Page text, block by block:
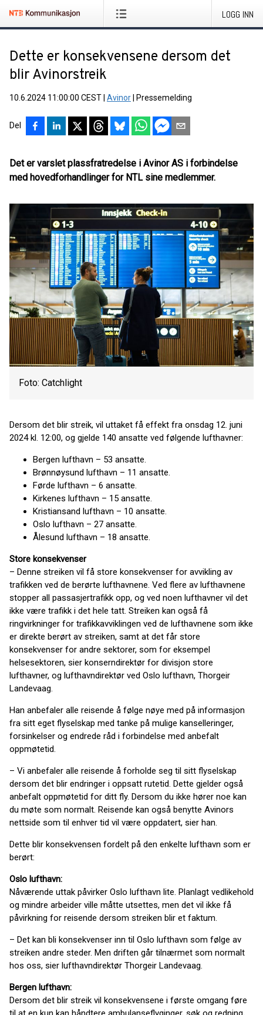
LOGG INN
Dette er konsekvensene dersom det
blir Avinorstreik
10.6.2024 11:00:00 CEST Avinor Pressemelding
Del
Det er varslet plassfratredelse i Avinor AS i forbindelse
med hovedforhandlinger for NTL sine medlemmer.
Foto: Catchlight
Dersom det blir streik, vil uttaket få effekt fra onsdag 12. juni
2024 kl. 12:00, og gjelde 140 ansatte ved følgende lufthavner:
Bergen lufthavn – 53 ansatte.
Brønnøysund lufthavn – 11 ansatte.
Førde lufthavn – 6 ansatte.
Kirkenes lufthavn – 15 ansatte.
Kristiansand lufthavn – 10 ansatte.
Oslo lufthavn – 27 ansatte.
Ålesund lufthavn – 18 ansatte.
Store konsekvenser
– Denne streiken vil få store konsekvenser for avvikling av
trafikken ved de berørte lufthavnene. Ved flere av lufthavnene
stopper all passasjertrafikk opp, og ved noen lufthavner vil det
ikke være trafikk i det hele tatt. Streiken kan også få
ringvirkninger for trafikkavviklingen ved de lufthavnene som ikke
er direkte berørt av streiken, samt at det får store
konsekvenser for andre sektorer, som for eksempel
helsesektoren, sier konserndirektør for divisjon store
lufthavner, og lufthavndirektør ved Oslo lufthavn, Thorgeir
Landevaag.
Han anbefaler alle reisende å følge nøye med på informasjon
fra sitt eget flyselskap med tanke på mulige kanselleringer,
forsinkelser og endrede råd i forbindelse med anbefalt
oppmøtetid.
– Vi anbefaler alle reisende å forholde seg til sitt flyselskap
dersom det blir endringer i oppsatt rutetid. Dette gjelder også
anbefalt oppmøtetid for ditt fly. Dersom du ikke hører noe kan
du møte som normalt. Reisende kan også benytte Avinors
nettside som til enhver tid vil være oppdatert, sier han.
Dette blir konsekvensen fordelt på den enkelte lufthavn som er
berørt:
Oslo lufthavn:
Nåværende uttak påvirker Oslo lufthavn lite. Planlagt vedlikehold
og mindre arbeider ville måtte utsettes, men det vil ikke få
påvirkning for reisende dersom streiken blir et faktum.
– Det kan bli konsekvenser inn til Oslo lufthavn som følge av
streiken andre steder. Men driften går tilnærmet som normalt
hos oss, sier lufthavndirektør Thorgeir Landevaag.
Bergen lufthavn:
Dersom det blir streik vil konsekvensene i første omgang føre